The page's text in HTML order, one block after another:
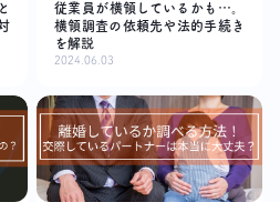
従業員が横領しているかも…。
横領調査の依頼先や法的手続き
を解説
2024.06.03